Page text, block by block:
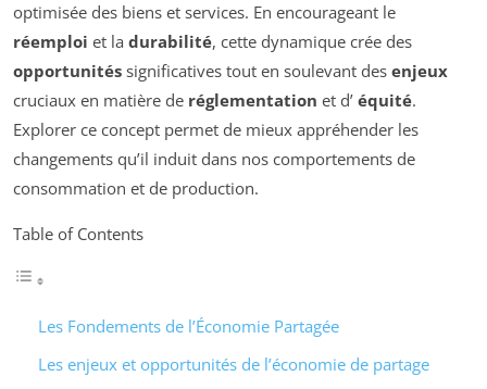
optimisée des biens et services. En encourageant le
réemploi et la durabilité, cette dynamique crée des
opportunités significatives tout en soulevant des enjeux
cruciaux en matière de réglementation et d’ équité.
Explorer ce concept permet de mieux appréhender les
changements qu’il induit dans nos comportements de
consommation et de production.
Table of Contents
Les Fondements de l’Économie Partagée
Les enjeux et opportunités de l’économie de partage